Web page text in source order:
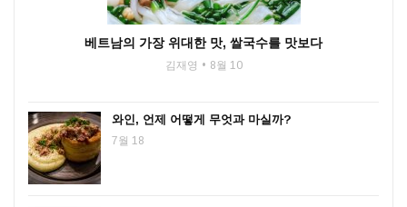
베트남의 가장 위대한 맛, 쌀국수를 맛보다
김재영 8월 10
와인, 언제 어떻게 무엇과 마실까?
7월 18